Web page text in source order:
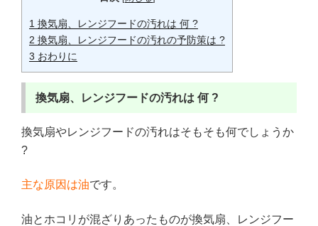
1 換気扇、レンジフードの汚れは 何 ?
2 換気扇、レンジフードの汚れの予防策は ?
3 おわりに
換気扇、レンジフードの汚れは 何 ?
換気扇やレンジフードの汚れはそもそも何でしょうか
?
主な原因は油です。
油とホコリが混ざりあったものが換気扇、レンジフー